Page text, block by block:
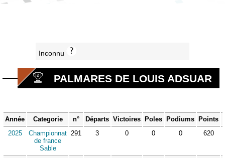
Inconnu
PALMARES DE LOUIS ADSUAR
Année Categorie n° Départs Victoires Poles Podiums Points
2025
Championnat
de france
Sable
291 3 0 0 0 620